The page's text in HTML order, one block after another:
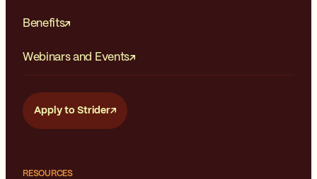
Benefits
Webinars and Events
Apply to Strider
RESOURCES